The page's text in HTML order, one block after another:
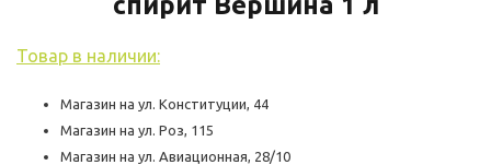
Товар в наличии:
Магазин на ул. Конституции, 44
Магазин на ул. Роз, 115
Магазин на ул. Авиационная, 28/10
помогают понять, как используется сайт,
и сделать функционал сайта максимально
удобным для пользователей.